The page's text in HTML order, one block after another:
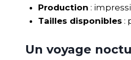
Production :
Tailles disponibles :
Un voyage